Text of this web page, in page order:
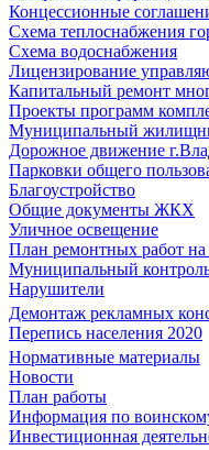
Концессионные
Схема теплоснабжения
Схема водоснабжения
Лицензирование
Капитальный ремонт
Проекты программ
Муниципальный
Дорожное движение
Парковки общего
Благоустройство
Общие документы ЖКХ
Уличное освещение
План ремонтных работ
Муниципальный
Нарушители
Демонтаж рекламных
Перепись населения 2020
Нормативные материалы
Новости
План работы
Информация по
Инвестиционная